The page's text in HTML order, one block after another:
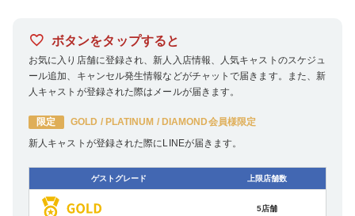
20:50
21:00
21:20
21:40
ボタンをタップすると
お気に入り店舗に登録され、新人入店情報、人気キャストのスケジュ
ール追加、キャンセル発生情報などがチャットで届きます。また、新
人キャストが登録された際はメールが届きます。
限定
GOLD / PLATINUM / DIAMOND会員様限定
新人キャストが登録された際にLINEが届きます。
ゲストグレード 上限店舗数
5店舗